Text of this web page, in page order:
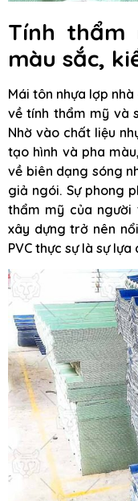
Tính thẩm
màu sắc,
Mái tôn nhựa lợp
về tính thẩm mỹ và
Nhờ vào chất liệu
tạo hình và pha
về biên dạng sóng
giả ngói. Sự phong
thẩm mỹ của
xây dựng trở nên
PVC thực sự là sự